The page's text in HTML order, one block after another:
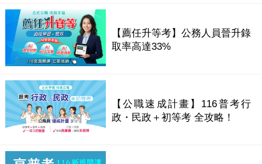
【薦任升等考】公務人員晉升錄
取率高達33%
【公職速成計畫】116普考行
政・民政＋初等考 全攻略！